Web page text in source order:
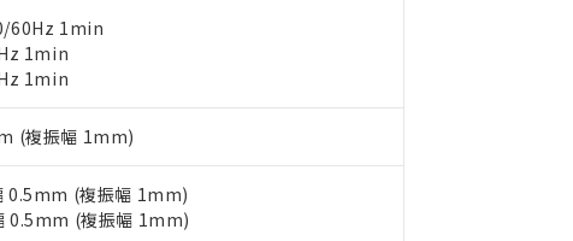
60Hz 1min
1min
1min
(複振幅 1mm)
0.5mm (複振幅 1mm)
0.5mm (複振幅 1mm)